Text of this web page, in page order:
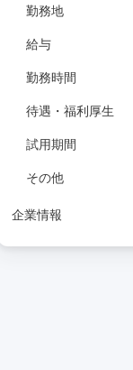
勤務地
給与
勤務時間
待遇・福利厚生
試用期間
その他
企業情報